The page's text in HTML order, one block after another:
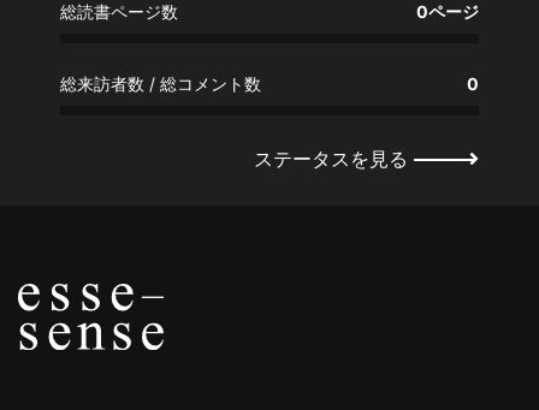
総読書ページ数 0ページ
総来訪者数 / 総コメント数 0
ステータスを見る